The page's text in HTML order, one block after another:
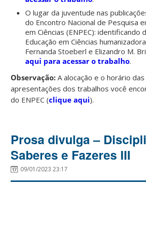
O lugar da juventude nas
do Encontro Nacional de Pesquisa
em Ciências (ENPEC): identificando
Educação em Ciências
Fernanda Stoeberl e Elizandro M.
aqui para acessar o trabalho.
Observação: A alocação e o horário das
apresentações dos trabalhos você
do ENPEC (clique aqui).
Prosa divulga –
Saberes e Fazeres III
09/01/2023 23:17